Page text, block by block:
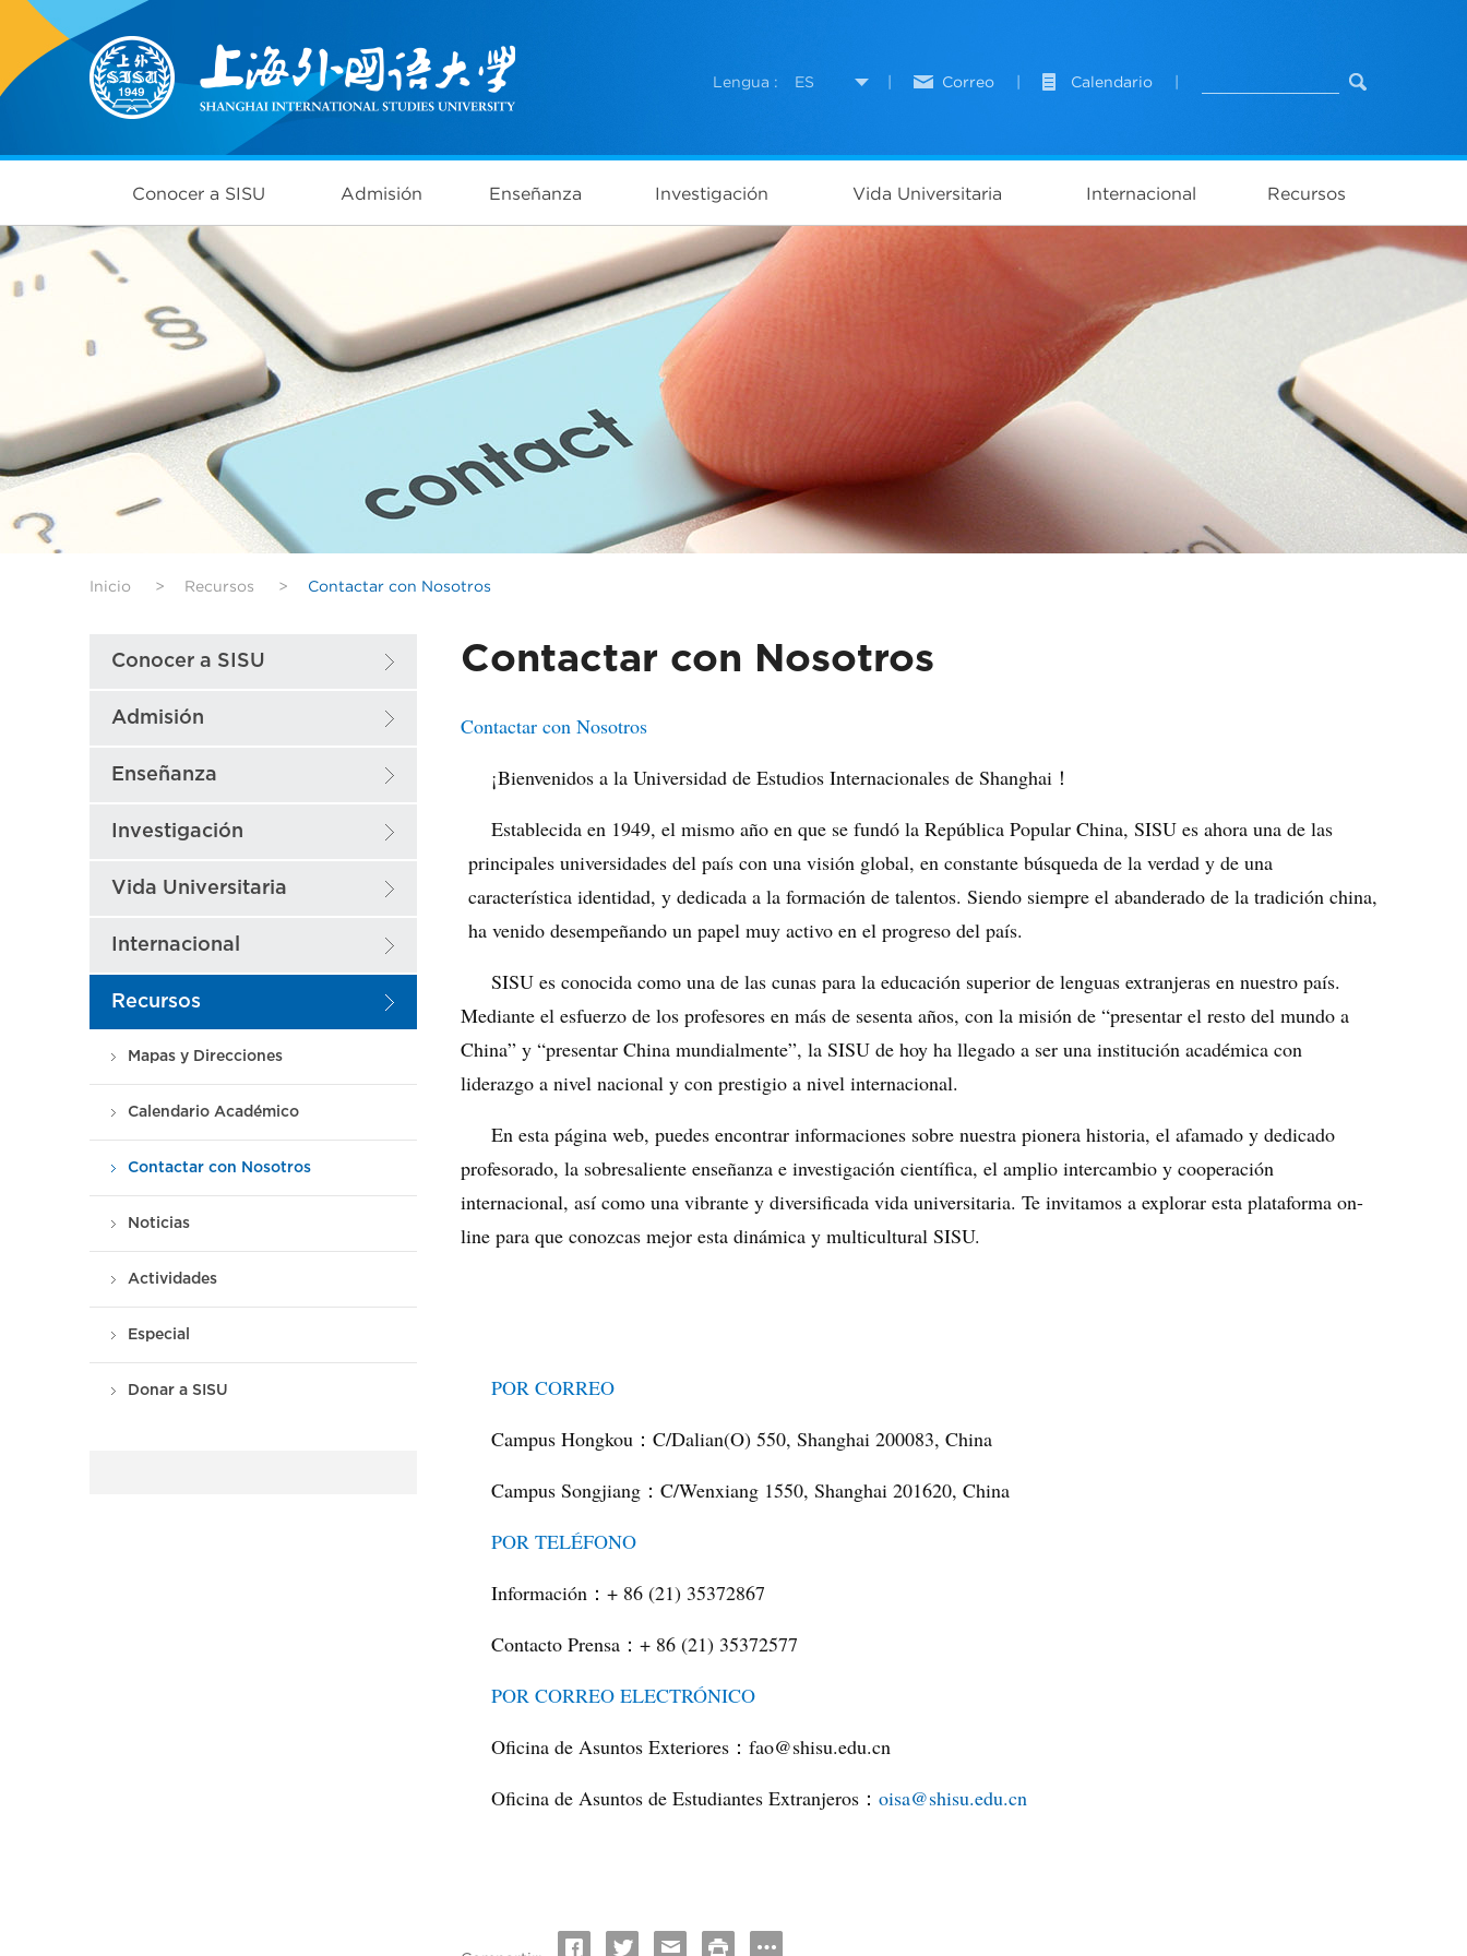
Lengua : ES Correo Calendario
Conocer a SISU Admisión Enseñanza Investigación Vida Universitaria Internacional Recursos
Inicio > Recursos > Contactar con Nosotros
Conocer a SISU
Admisión
Enseñanza
Investigación
Vida Universitaria
Internacional
Recursos
Mapas y Direcciones
Calendario Académico
Contactar con Nosotros
Noticias
Actividades
Especial
Donar a SISU
Contactar con Nosotros
Contactar con Nosotros
¡Bienvenidos a la Universidad de Estudios Internacionales de Shanghai ！
Establecida en 1949, el mismo año en que se fundó la República Popular China, SISU es ahora una de las
principales universidades del país con una visión global, en constante búsqueda de la verdad y de una
característica identidad, y dedicada a la formación de talentos. Siendo siempre el abanderado de la tradición china,
ha venido desempeñando un papel muy activo en el progreso del país.
SISU es conocida como una de las cunas para la educación superior de lenguas extranjeras en nuestro país.
Mediante el esfuerzo de los profesores en más de sesenta años, con la misión de “presentar el resto del mundo a
China” y “presentar China mundialmente”, la SISU de hoy ha llegado a ser una institución académica con
liderazgo a nivel nacional y con prestigio a nivel internacional.
En esta página web, puedes encontrar informaciones sobre nuestra pionera historia, el afamado y dedicado
profesorado, la sobresaliente enseñanza e investigación científica, el amplio intercambio y cooperación
internacional, así como una vibrante y diversificada vida universitaria. Te invitamos a explorar esta plataforma on-
line para que conozcas mejor esta dinámica y multicultural SISU.
POR CORREO
Campus Hongkou ： C/Dalian(O) 550, Shanghai 200083, China
Campus Songjiang ： C/Wenxiang 1550, Shanghai 201620, China
POR TELÉFONO
Información ： + 86 (21) 35372867
Contacto Prensa ： + 86 (21) 35372577
POR CORREO ELECTRÓNICO
Oficina de Asuntos Exteriores ： fao@shisu.edu.cn
Oficina de Asuntos de Estudiantes Extranjeros ： oisa@shisu.edu.cn